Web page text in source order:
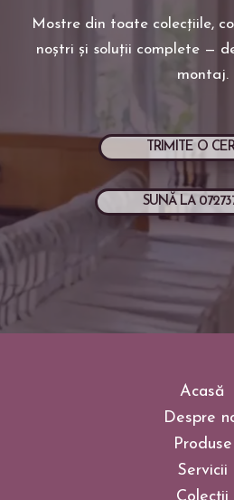
Mostre din toate colecțiile,
noștri și soluții complete —
montaj.
TRIMITE O
SUNĂ LA
Acasă
Despre
Produse
Servicii